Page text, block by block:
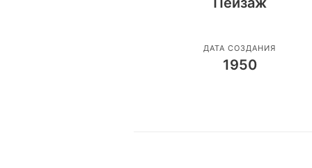
ДАТА СОЗДАНИЯ
1950